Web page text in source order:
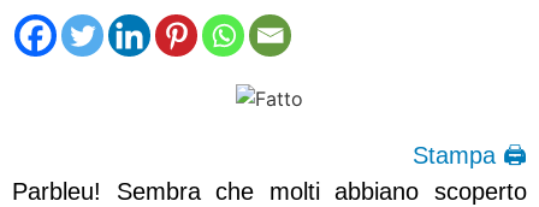
Stampa 🖨
Parbleu! Sembra che molti abbiano scoperto